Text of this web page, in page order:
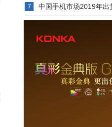
7 中国手机市场2019年出